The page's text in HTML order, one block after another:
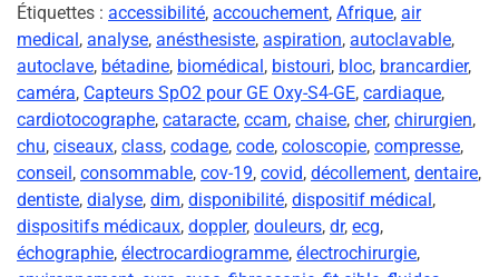
Étiquettes : accessibilité, accouchement, Afrique, air
medical, analyse, anésthesiste, aspiration, autoclavable,
autoclave, bétadine, biomédical, bistouri, bloc, brancardier,
caméra, Capteurs SpO2 pour GE Oxy-S4-GE, cardiaque,
cardiotocographe, cataracte, ccam, chaise, cher, chirurgien,
chu, ciseaux, class, codage, code, coloscopie, compresse,
conseil, consommable, cov-19, covid, décollement, dentaire,
dentiste, dialyse, dim, disponibilité, dispositif médical,
dispositifs médicaux, doppler, douleurs, dr, ecg,
échographie, électrocardiogramme, électrochirurgie,